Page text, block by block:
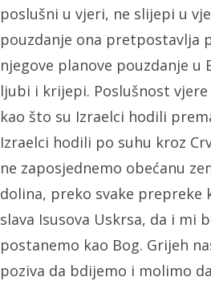
poslušni u vjeri, ne slijepi u
pouzdanje ona pretpostavlja
njegove planove pouzdanje u
ljubi i krijepi. Poslušnost
kao što su Izraelci hodili
Izraelci hodili po suhu kroz
ne zaposjednemo obećanu
dolina, preko svake prepreke
slava Isusova Uskrsa, da i mi
postanemo kao Bog. Grijeh
poziva da bdijemo i molimo